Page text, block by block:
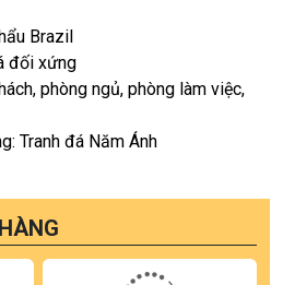
Brazil
đối xứng
phòng ngủ, phòng làm việc,
Tranh đá Năm Ánh